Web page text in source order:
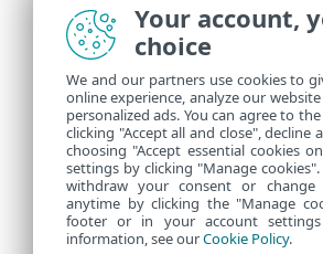
Your account,
choice
We and our partners use cookies to
online experience, analyze our
personalized ads. You can agree to
clicking "Accept all and close", decline
choosing "Accept essential cookies
settings by clicking "Manage
withdraw your consent or change
anytime by clicking the "Manage
footer or in your account
information, see ourCookie Policy.